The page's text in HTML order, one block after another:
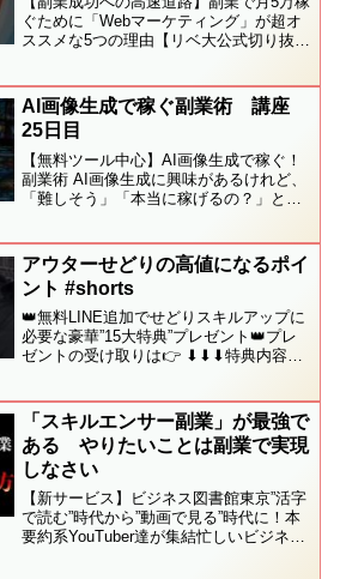
ぐために「Webマーケティング」が超オ
ススメな5つの理由【リベ大公式切り抜
「5つの力」が身につく書籍！『【改訂
版】本当の自由を手...
AI画像生成で稼ぐ副業術 講座
25日目
【無料ツール中心】AI画像生成で稼ぐ！
副業術 AI画像生成に興味があるけれど、
「難しそう」「本当に稼げるの？」と思
めの実践的なノウハウまで、初心者さん
でも安心して学べ...
アウターせどりの高値になるポイ
ント #shorts
👑無料LINE追加でせどりスキルアップに
必要な豪華”15大特典”プレゼント👑プレ
ゼントの受け取りは👉 ⬇︎⬇︎⬇︎特典内容の
達成した方法〜✅［2］メルカリ在...
「スキルエンサー副業」が最強で
ある やりたいことは副業で実現
しなさい
【新サービス】ビジネス図書館東京”活字
で読む”時代から”動画で見る”時代に！本
要約系YouTuber達が集結忙しいビジネス